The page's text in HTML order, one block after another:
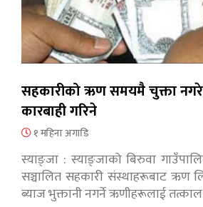
सहकारीको ऋण समयमै चुक्ता
कारबाही गरिने
१ महिना अगाडि
स्याङ्जा : स्याङ्जाको बिरुवा
सञ्चालित सहकारी संस्थाहरूबाट ऋण
ब्याज भुक्तानी नगर्ने ऋणीहरूलाई